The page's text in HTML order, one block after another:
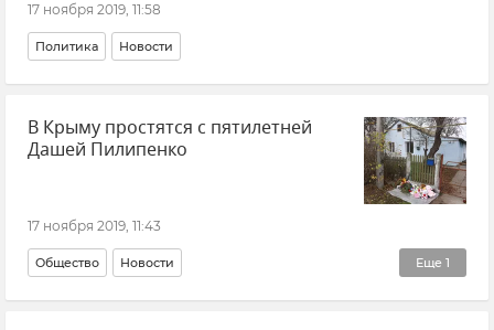
17 ноября 2019, 11:58
Политика Новости
В Крыму простятся с пятилетней
Дашей Пилипенко
17 ноября 2019, 11:43
Еще 1
Общество Новости
Убийство пятилетней Даши Пилипенко